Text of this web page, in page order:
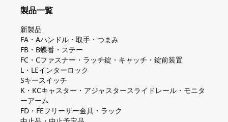
製品一覧
新製品
FA・Aハンドル・取手・つまみ
FB・B蝶番・ステー
FC・Cファスナー・ラッチ錠・キャッチ・錠前装置
L・LEインターロック
Sキースイッチ
K・KCキャスター・アジャスタースライドレール・モニタ
ーアーム
FD・FEフリーザー金具・ラック